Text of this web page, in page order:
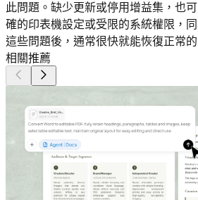
此問題。缺少更新或停用增益集，也
確的印表機設定或受限的系統權限，
這些問題後，通常很快就能恢復正常
相關推薦